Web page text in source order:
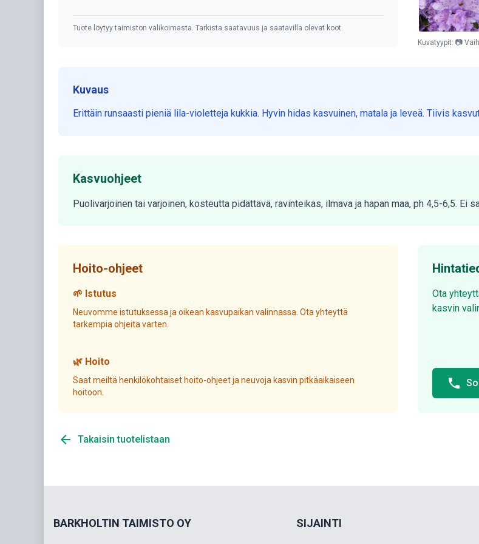
Tuote löytyy taimiston valikoimasta. Tarkista saatavuus ja saatavilla olevat koot.
Kuvatyypit: 📷
Kuvaus
Erittäin runsaasti pieniä lila-violetteja kukkia. Hyvin hidas kasvuinen, matala ja leveä. Tiivis
Kasvuohjeet
Puolivarjoinen tai varjoinen, kosteutta pidättävä, ravinteikas, ilmava ja hapan maa, ph 4,5-6,5. Ei
Hoito-ohjeet
🌱 Istutus
Neuvomme istutuksessa ja oikean kasvupaikan valinnassa. Ota yhteyttä
tarkempia ohjeita varten.
🌿 Hoito
Saat meiltä henkilökohtaiset hoito-ohjeet ja neuvoja kasvin pitkäaikaiseen
hoitoon.
Ota
kasvin
phone
arrow_back Takaisin tuotelistaan
BARKHOLTIN TAIMISTO OY SIJAINTI